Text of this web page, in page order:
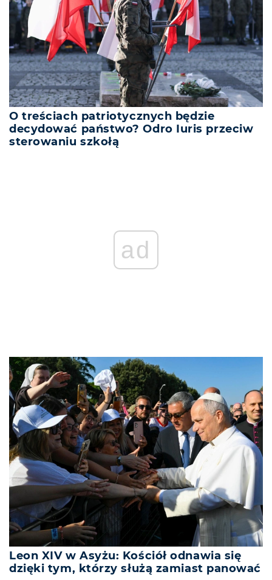
O treściach patriotycznych będzie
decydować państwo? Odro Iuris przeciw
sterowaniu szkołą
ad
Leon XIV w Asyżu: Kościół odnawia się
dzięki tym, którzy służą zamiast panować